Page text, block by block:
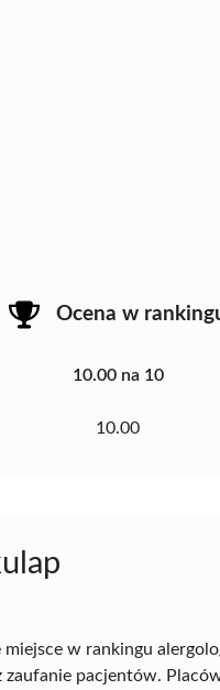
Ocena w
10.00 na 10
10.00
miejsce w rankingu
pacjentów.